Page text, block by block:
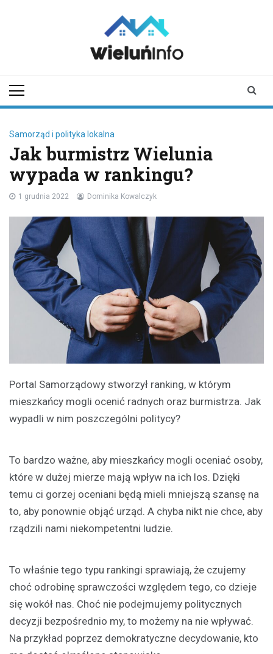
Samorząd i polityka lokalna
Jak burmistrz Wielunia
wypada w rankingu?
1 grudnia 2022 Dominika Kowalczyk
Portal Samorządowy stworzył ranking, w którym
mieszkańcy mogli ocenić radnych oraz burmistrza. Jak
wypadli w nim poszczególni politycy?
To bardzo ważne, aby mieszkańcy mogli oceniać osoby,
które w dużej mierze mają wpływ na ich los. Dzięki
temu ci gorzej oceniani będą mieli mniejszą szansę na
to, aby ponownie objąć urząd. A chyba nikt nie chce, aby
rządzili nami niekompetentni ludzie.
To właśnie tego typu rankingi sprawiają, że czujemy
choć odrobinę sprawczości względem tego, co dzieje
się wokół nas. Choć nie podejmujemy politycznych
decyzji bezpośrednio my, to możemy na nie wpływać.
Na przykład poprzez demokratyczne decydowanie, kto